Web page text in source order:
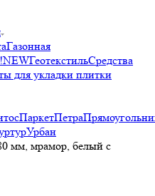
Газонная
ГеотекстильСредства
для укладки плитки
ПаркетПетра
Урбан
мм, мрамор, белый с